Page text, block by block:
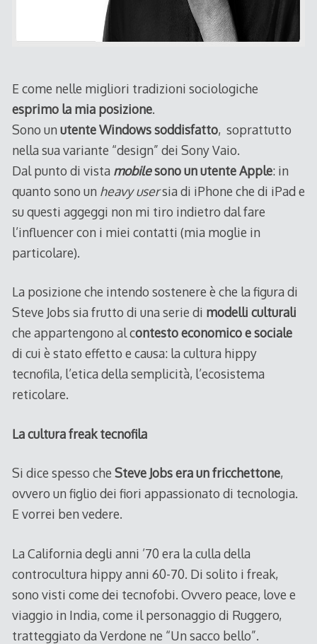
E come nelle migliori tradizioni sociologiche
esprimo la mia posizione.
Sono unutente Windows soddisfatto, soprattutto
nella sua variante “design” dei Sony Vaio.
Dal punto di vista mobilesono un utente Apple: in
quanto sono un heavy usersia di iPhone che di iPad e
su questi aggeggi non mi tiro indietro dal fare
l’influencer con i miei contatti (mia moglie in
particolare).
La posizione che intendo sostenere è che la figura di
Steve Jobs sia frutto di una serie di modelli culturali
che appartengono al contesto economico e sociale
di cui è stato effetto e causa: la cultura hippy
tecnofila, l’etica della semplicità, l’ecosistema
reticolare.
La cultura freak tecnofila
Si dice spesso che Steve Jobs era un fricchettone,
ovvero un figlio dei fiori appassionato di tecnologia.
E vorrei ben vedere.
La California degli anni ’70 era la culla della
controcultura hippy anni 60-70. Di solito i freak,
sono visti come dei tecnofobi. Ovvero peace, love e
viaggio in India, come il personaggio di Ruggero,
tratteggiato da Verdone ne “Un sacco bello”.